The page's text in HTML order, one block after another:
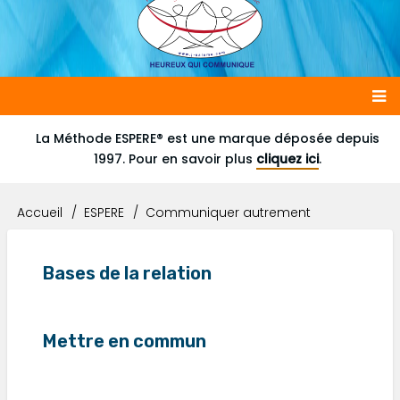
Main
navigation
La Méthode ESPERE® est une marque déposée depuis
1997. Pour en savoir plus cliquez ici.
FilAccueil ESPERE Communiquer autrement
Bases de la relation
Mettre en commun